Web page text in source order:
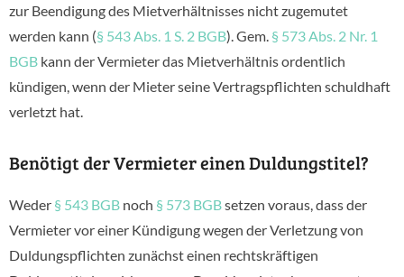
zur Beendigung des Mietverhältnisses nicht zugemutet
werden kann (§ 543 Abs. 1 S. 2 BGB). Gem. § 573 Abs. 2 Nr. 1
BGB kann der Vermieter das Mietverhältnis ordentlich
kündigen, wenn der Mieter seine Vertragspflichten schuldhaft
verletzt hat.
Benötigt der Vermieter einen Duldungstitel?
Weder § 543 BGB noch § 573 BGBsetzen voraus, dass der
Vermieter vor einer Kündigung wegen der Verletzung von
Duldungspflichten zunächst einen rechtskräftigen